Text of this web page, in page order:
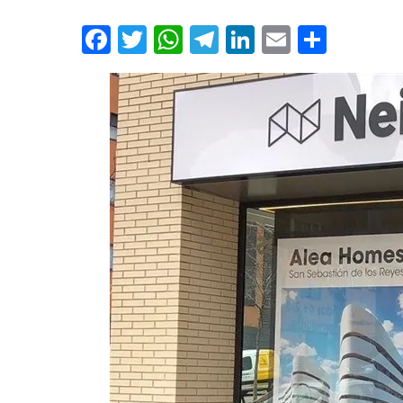
Facebook
Twitter
WhatsApp
Telegram
LinkedIn
Email